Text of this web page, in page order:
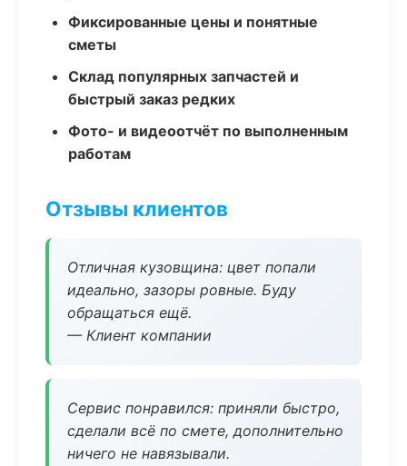
Фиксированные цены и понятные
сметы
Склад популярных запчастей и
быстрый заказ редких
Фото- и видеоотчёт по выполненным
работам
Отзывы клиентов
Отличная кузовщина: цвет попали
идеально, зазоры ровные. Буду
обращаться ещё.
— Клиент компании
Сервис понравился: приняли быстро,
сделали всё по смете, дополнительно
ничего не навязывали.